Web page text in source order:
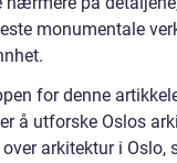
monumentale
for denne
å utforske Oslos
arkitektur i Oslo,